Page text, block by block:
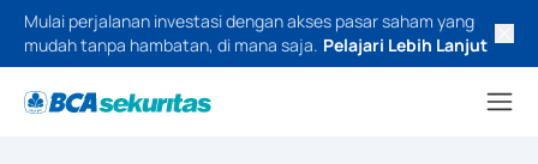
Mulai perjalanan investasi dengan akses pasar saham yang
mudah tanpa hambatan, di mana saja. Pelajari Lebih Lanjut